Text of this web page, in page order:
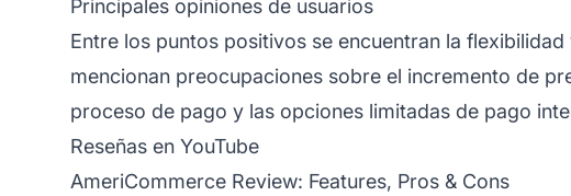
Principales opiniones de usuarios
Entre los puntos positivos se encuentran la
mencionan preocupaciones sobre el incremento de
proceso de pago y las opciones limitadas de pago
Reseñas en YouTube
AmeriCommerce Review: Features, Pros & Cons